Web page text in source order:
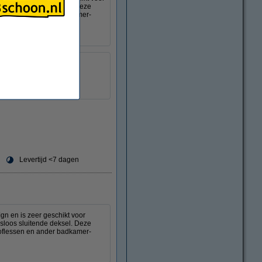
sluitende deksel. Deze
en ander badkamer-
Levertijd <7 dagen
en is zeer geschikt voor
sluitende deksel. Deze
en ander badkamer-